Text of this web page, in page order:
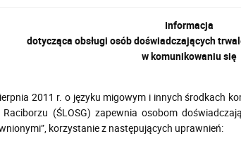
Informacja
dotycząca obsługi osób doświadczających
w komunikowaniu się
2011 r. o języku migowym i innych środkach
Raciborzu (ŚLOSG) zapewnia osobom
korzystanie z następujących uprawnień: